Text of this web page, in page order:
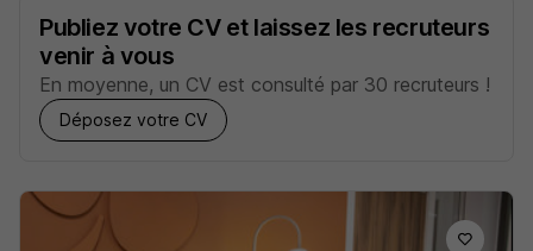
Publiez votre CV et laissez les recruteurs
venir à vous
En moyenne, un CV est consulté par 30 recruteurs !
Déposez votre CV